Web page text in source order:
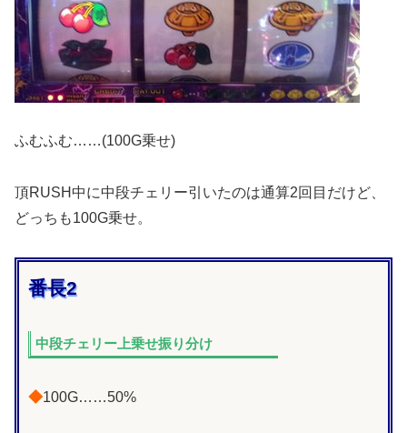
ふむふむ……(100G乗せ)
頂RUSH中に中段チェリー引いたのは通算2回目だけど、
どっちも100G乗せ。
番長2
中段チェリー上乗せ振り分け
◆100G……50%